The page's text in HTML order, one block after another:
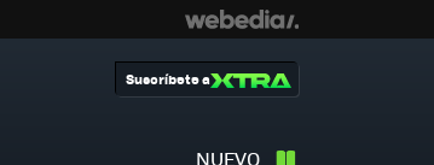
NUEVO
Suscríbete a